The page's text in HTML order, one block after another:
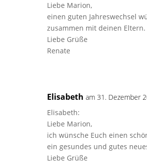
Liebe Marion,
einen guten Jahreswechsel
zusammen mit deinen Eltern.
Liebe Grüße
Renate
Elisabeth am 31. Dezember
Elisabeth:
Liebe Marion,
ich wünsche Euch einen
ein gesundes und gutes
Liebe Grüße